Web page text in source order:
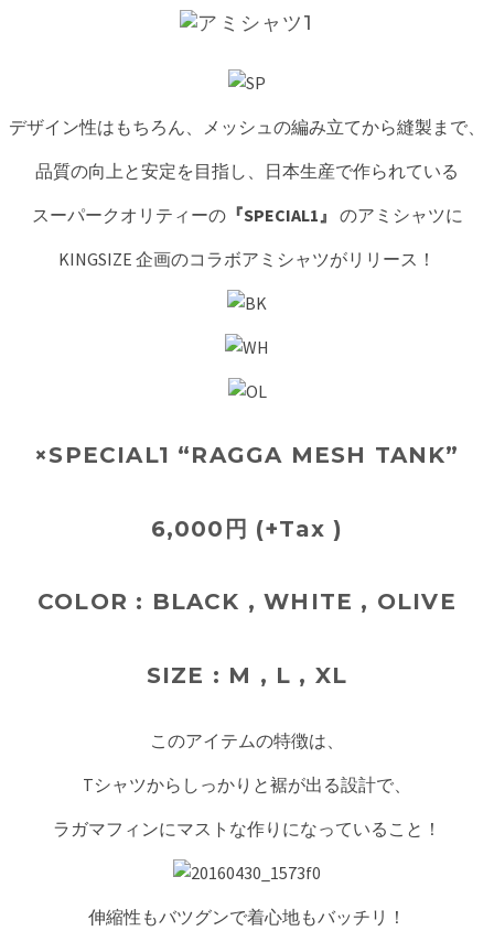
デザイン性はもちろん、メッシュの編み立てから縫製まで、
品質の向上と安定を目指し、日本生産で作られている
スーパークオリティーの『SPECIAL1』 のアミシャツに
KINGSIZE 企画のコラボアミシャツがリリース！
×SPECIAL1 “RAGGA MESH TANK”
6,000円 (+Tax )
COLOR : BLACK , WHITE , OLIVE
SIZE : M , L , XL
このアイテムの特徴は、
Tシャツからしっかりと裾が出る設計で、
ラガマフィンにマストな作りになっていること！
伸縮性もバツグンで着心地もバッチリ！